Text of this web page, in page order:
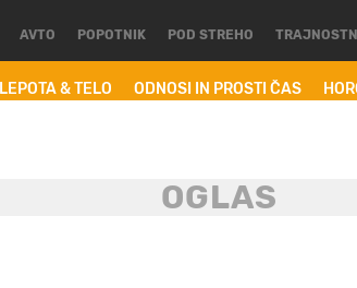
LEPOTA & TELO ODNOSI IN PROSTI ČAS
AVTO POPOTNIK POD STREHO